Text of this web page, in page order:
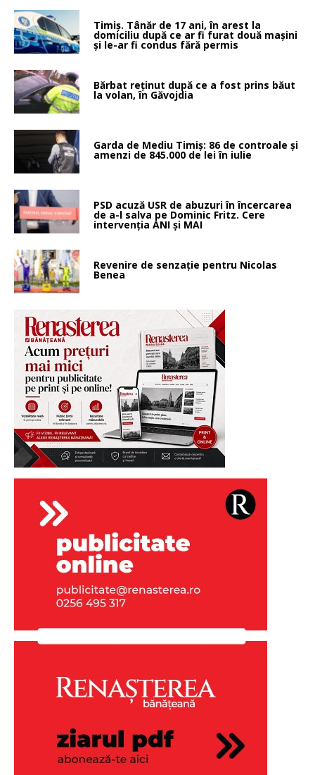
Timiș. Tânăr de 17 ani, în arest la
domiciliu după ce ar fi furat două mașini
și le-ar fi condus fără permis
Bărbat reținut după ce a fost prins băut
la volan, în Găvojdia
Garda de Mediu Timiș: 86 de controale și
amenzi de 845.000 de lei în iulie
PSD acuză USR de abuzuri în încercarea
de a-l salva pe Dominic Fritz. Cere
intervenția ANI și MAI
Revenire de senzație pentru Nicolas
Benea